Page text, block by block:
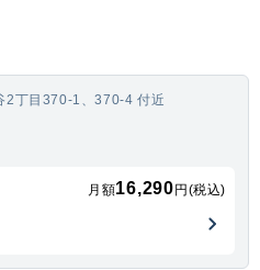
2丁目370-1、370-4 付近
月額16,290 円(税込)